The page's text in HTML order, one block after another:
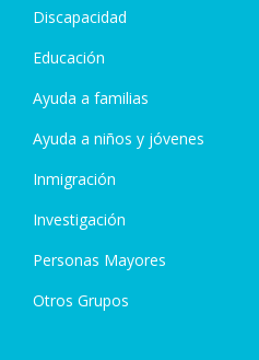
Discapacidad
Educación
Ayuda a familias
Ayuda a niños y jóvenes
Inmigración
Investigación
Personas Mayores
Otros Grupos